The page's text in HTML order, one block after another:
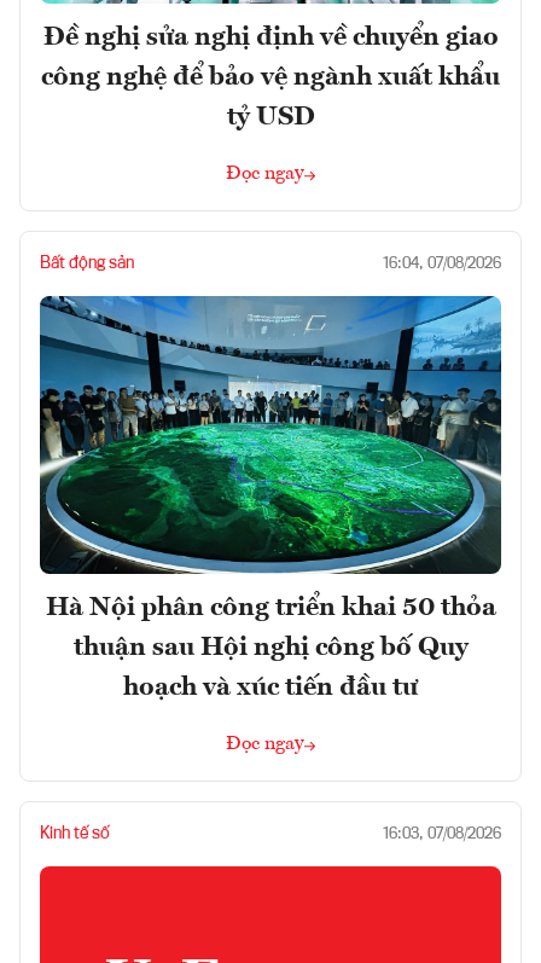
Đề nghị sửa nghị định về chuyển giao
công nghệ để bảo vệ ngành xuất khẩu
tỷ USD
Đọc ngay
Bất động sản 16:04, 07/08/2026
Hà Nội phân công triển khai 50 thỏa
thuận sau Hội nghị công bố Quy
hoạch và xúc tiến đầu tư
Đọc ngay
Kinh tế số 16:03, 07/08/2026